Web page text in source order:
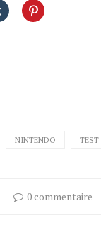
Cliquez
pour
Cliquez
pour
NINTENDO TEST
0 commentaire